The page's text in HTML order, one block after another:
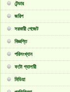
টেন্ডার
জরিপ
সরকারী গেজেট
বিজ্ঞপ্তি
পরিসংখ্যান
ফটো গ্যালারী
মিডিয়া